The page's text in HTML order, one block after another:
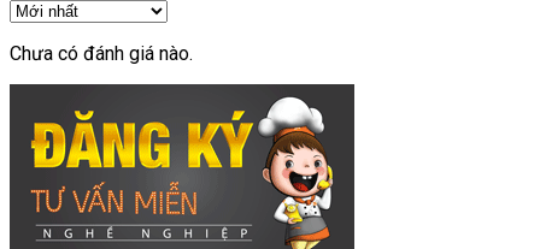
Chưa có đánh giá nào.